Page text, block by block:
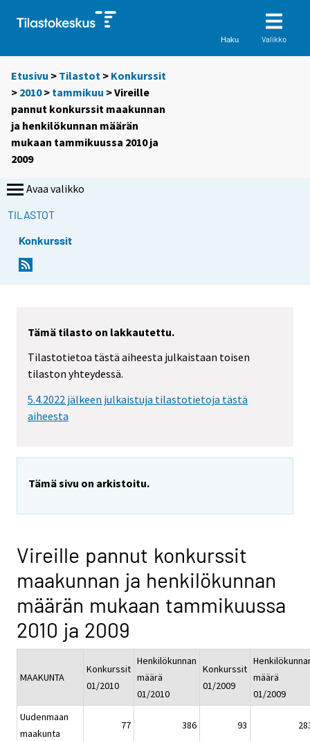
Haku Valikko
Etusivu > Tilastot > Konkurssit
> 2010> tammikuu > Vireille
pannut konkurssit maakunnan
ja henkilökunnan määrän
mukaan tammikuussa 2010 ja
2009
Avaa valikko
TILASTOT
Konkurssit
Tämä tilasto on lakkautettu.
Tilastotietoa tästä aiheesta julkaistaan toisen
tilaston yhteydessä.
5.4.2022 jälkeen julkaistuja tilastotietoja tästä
aiheesta
Tämä sivu on arkistoitu.
Vireille pannut konkurssit
maakunnan ja henkilökunnan
määrän mukaan tammikuussa
2010 ja 2009
MAAKUNTA
Konkurssit
01/2010
Henkilökunnan
määrä
01/2010
Konkurssit
01/2009
määrä
01/2009
Uudenmaan
maakunta
77 386 93